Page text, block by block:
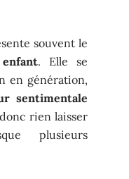
souvent le
. Elle se
en génération,
sentimentale
rien laisser
plusieurs